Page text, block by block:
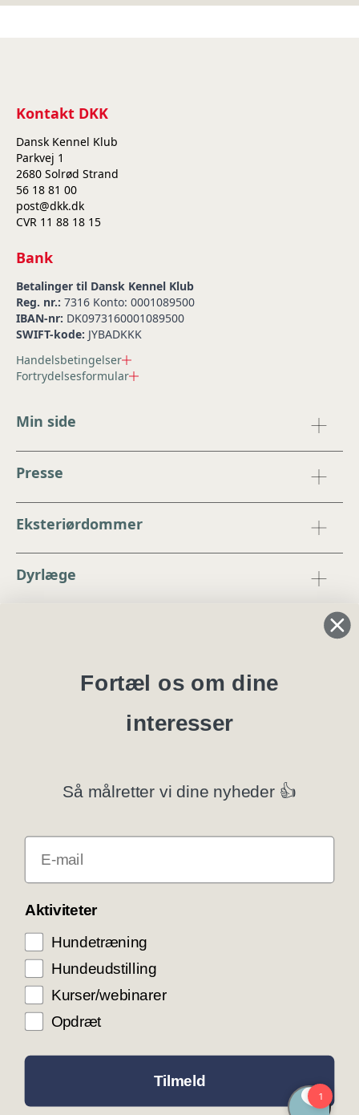
Vi bruger cookies til teknisk funktionalitet samt
trafikmåling for at optimere vores hjemmeside og
levere den bedst mulige service og
brugeroplevelse. Ved at trykke ”Accepter alle”
giver du samtykke til disse formål.
ACCEPTER NØDVENDIGE COOKIES
INDSTILLINGER
Kontakt DKK
Dansk Kennel Klub
Parkvej 1
2680 Solrød Strand
56 18 81 00
post@dkk.dk
CVR 11 88 18 15
Bank
Betalinger til Dansk Kennel Klub
Reg. nr.: 7316 Konto: 0001089500
IBAN-nr: DK0973160001089500
SWIFT-kode: JYBADKKK
Handelsbetingelser
Fortrydelsesformular
Min side
Presse
Eksteriørdommer
Dyrlæge
Blanketter
Privatlivspolitik
Få rabat som DKK medlem
Fortæl os om dine
interesser
Så målretter vi dine nyheder 👍
E-mail
Aktiviteter
Hundetræning
Hundeudstilling
Kurser/webinarer
Opdræt
Tilmeld